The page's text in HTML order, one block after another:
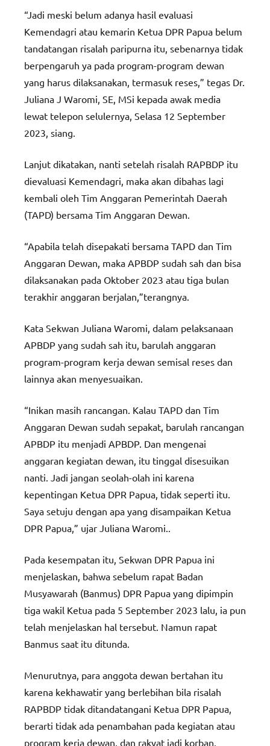
“Jadi meski belum adanya hasil evaluasi
Kemendagri atau kemarin Ketua DPR Papua belum
tandatangan risalah paripurna itu, sebenarnya tidak
berpengaruh ya pada program-program dewan
yang harus dilaksanakan, termasuk reses,” tegas Dr.
Juliana J Waromi, SE, MSi kepada awak media
lewat telepon selulernya, Selasa 12 September
2023, siang.
Lanjut dikatakan, nanti setelah risalah RAPBDP itu
dievaluasi Kemendagri, maka akan dibahas lagi
kembali oleh Tim Anggaran Pemerintah Daerah
(TAPD) bersama Tim Anggaran Dewan.
“Apabila telah disepakati bersama TAPD dan Tim
Anggaran Dewan, maka APBDP sudah sah dan bisa
dilaksanakan pada Oktober 2023 atau tiga bulan
terakhir anggaran berjalan,”terangnya.
Kata Sekwan Juliana Waromi, dalam pelaksanaan
APBDP yang sudah sah itu, barulah anggaran
program-program kerja dewan semisal reses dan
lainnya akan menyesuaikan.
“Inikan masih rancangan. Kalau TAPD dan Tim
Anggaran Dewan sudah sepakat, barulah rancangan
APBDP itu menjadi APBDP. Dan mengenai
anggaran kegiatan dewan, itu tinggal disesuikan
nanti. Jadi jangan seolah-olah ini karena
kepentingan Ketua DPR Papua, tidak seperti itu.
Saya setuju dengan apa yang disampaikan Ketua
DPR Papua,” ujar Juliana Waromi..
Pada kesempatan itu, Sekwan DPR Papua ini
menjelaskan, bahwa sebelum rapat Badan
Musyawarah (Banmus) DPR Papua yang dipimpin
tiga wakil Ketua pada 5 September 2023 lalu, ia pun
telah menjelaskan hal tersebut. Namun rapat
Banmus saat itu ditunda.
Menurutnya, para anggota dewan bertahan itu
karena kekhawatir yang berlebihan bila risalah
RAPBDP tidak ditandatangani Ketua DPR Papua,
berarti tidak ada penambahan pada kegiatan atau
program kerja dewan, dan rakyat jadi korban.